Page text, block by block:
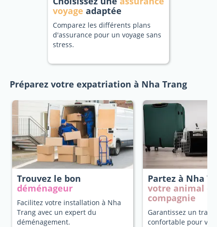
voyage adaptée
Comparez les différents plans
d'assurance pour un voyage sans
stress.
Préparez votre expatriation à Nha Trang
Trouvez le bon
déménageur
Facilitez votre installation à Nha
Trang avec un expert du
déménagement.
Partez à Nha
votre animal de
compagnie
Garantissez un
confortable pour